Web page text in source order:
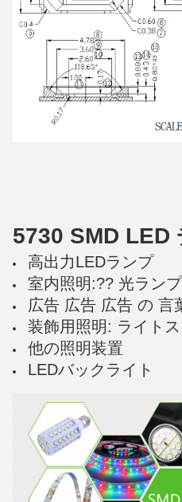
5730 SMD LED
高出力LEDランプ
室内照明:?? 光ラン
広告 広告 広告 の 言
装飾用照明: ライト
他の照明装置
LEDバックライト